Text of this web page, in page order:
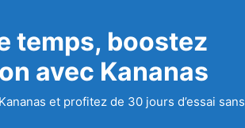
temps, boostez
avec Kananas
et profitez de 30 jours d’essai sans